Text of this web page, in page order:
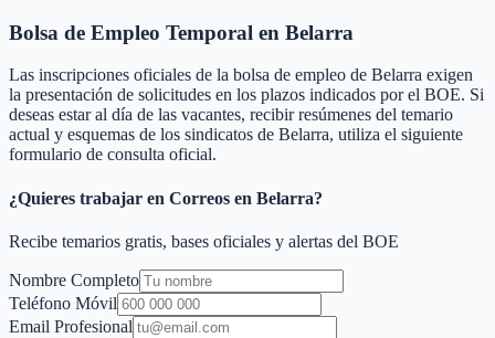
Bolsa de Empleo Temporal en Belarra
Las inscripciones oficiales de la bolsa de empleo de Belarra exigen
la presentación de solicitudes en los plazos indicados por el BOE. Si
deseas estar al día de las vacantes, recibir resúmenes del temario
actual y esquemas de los sindicatos de Belarra, utiliza el siguiente
formulario de consulta oficial.
¿Quieres trabajar en Correos en Belarra?
Recibe temarios gratis, bases oficiales y alertas del BOE
Nombre Completo
Teléfono Móvil
Email Profesional